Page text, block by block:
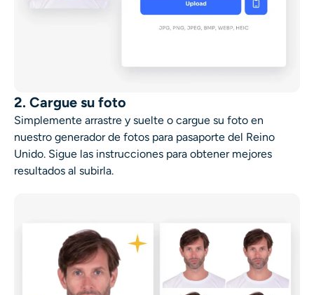
2. Cargue su foto
Simplemente arrastre y suelte o cargue su foto en
nuestro generador de fotos para pasaporte del Reino
Unido. Sigue las instrucciones para obtener mejores
resultados al subirla.